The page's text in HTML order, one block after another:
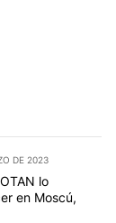
DE 2023
lo
en Moscú,